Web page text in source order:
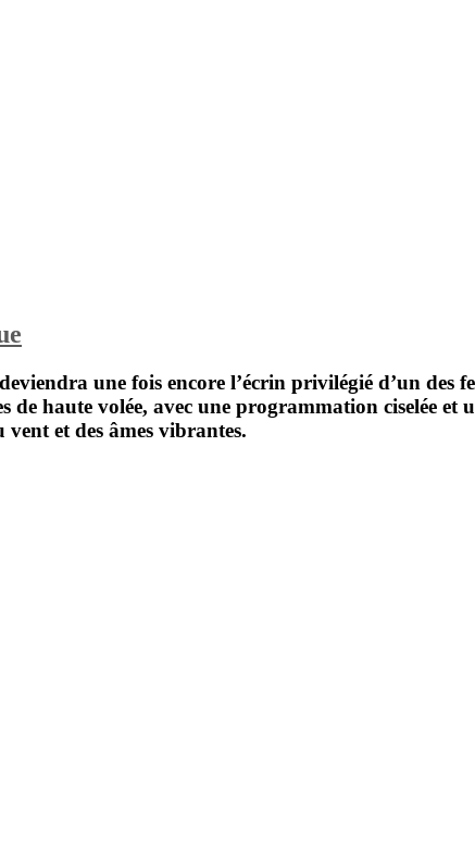
deviendra une fois encore l’écrin privilégié d’un des
de haute volée, avec une programmation ciselée
et des âmes vibrantes.